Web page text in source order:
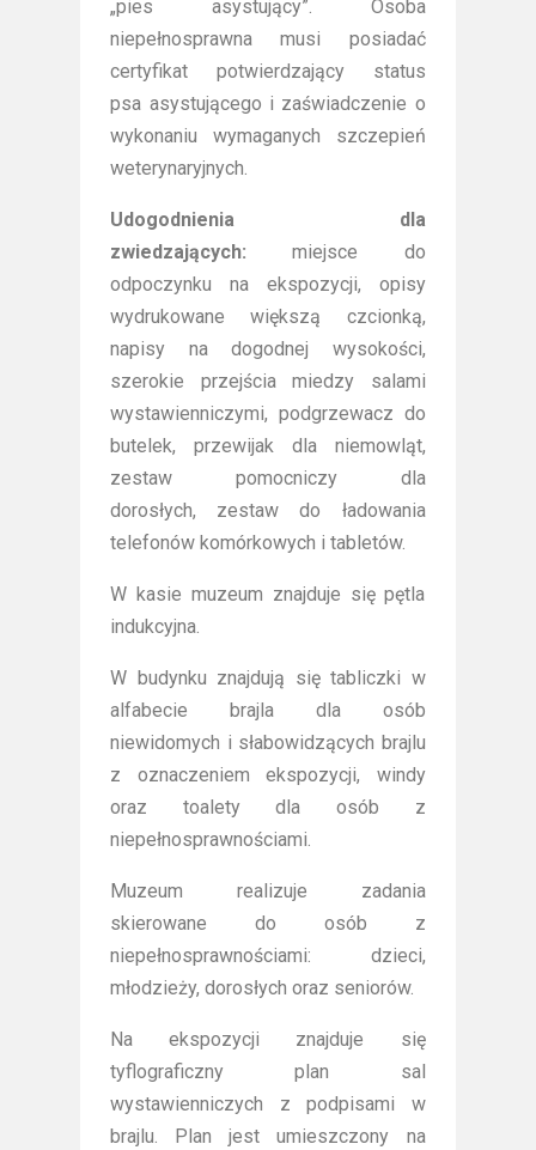
„pies asystujący”. Osoba
niepełnosprawna musi posiadać
certyfikat potwierdzający status
psa asystującego i zaświadczenie o
wykonaniu wymaganych szczepień
weterynaryjnych.
Udogodnienia dla
zwiedzających: miejsce do
odpoczynku na ekspozycji, opisy
wydrukowane większą czcionką,
napisy na dogodnej wysokości,
szerokie przejścia miedzy salami
wystawienniczymi, podgrzewacz do
butelek, przewijak dla niemowląt,
zestaw pomocniczy dla
dorosłych, zestaw do ładowania
telefonów komórkowych i tabletów.
W kasie muzeum znajduje się pętla
indukcyjna.
W budynku znajdują się tabliczki w
alfabecie brajla dla osób
niewidomych i słabowidzących brajlu
z oznaczeniem ekspozycji, windy
oraz toalety dla osób z
niepełnosprawnościami.
Muzeum realizuje zadania
skierowane do osób z
niepełnosprawnościami: dzieci,
młodzieży, dorosłych oraz seniorów.
Na ekspozycji znajduje się
tyflograficzny plan sal
wystawienniczych z podpisami w
brajlu. Plan jest umieszczony na